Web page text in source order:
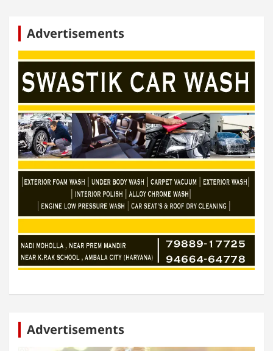
Advertisements
Advertisements